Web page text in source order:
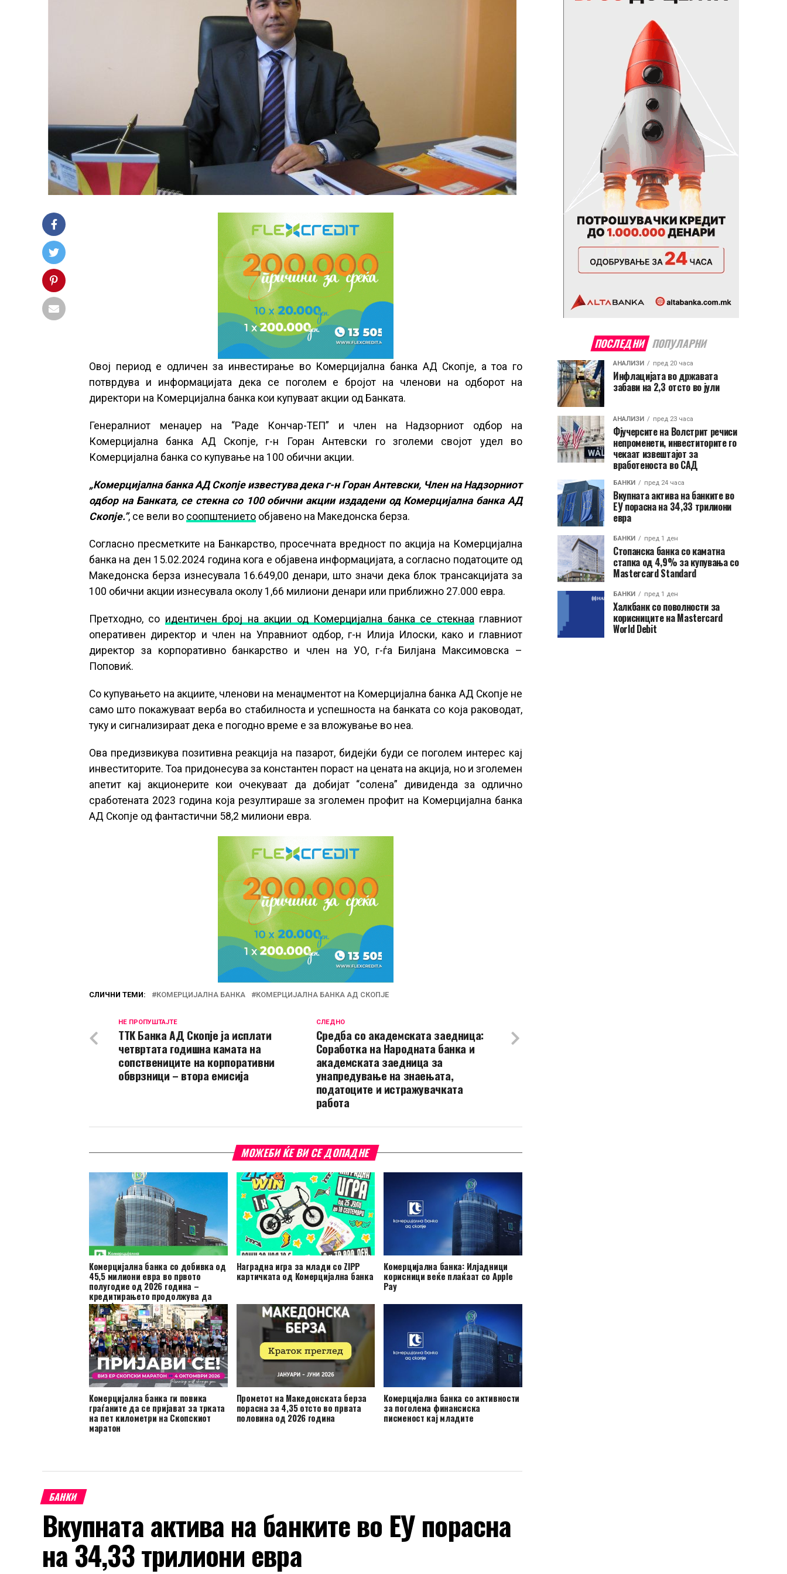
Овој период е одличен за инвестирање во Комерцијална банка АД Скопје, а тоа го
потврдува и информацијата дека се поголем е бројот на членови на одборот на
директори на Комерцијална банка кои купуваат акции од Банката.
Генералниот менаџер на “Раде Кончар-ТЕП” и член на Надзорниот одбор на
Комерцијална банка АД Скопје, г-н Горан Антевски го зголеми својот удел во
Комерцијална банка со купување на 100 обични акции.
„Комерцијална банка АД Скопје известува дека г-н Горан Антевски, Член на Надзорниот
одбор на Банката, се стекна со 100 обични акции издадени од Комерцијална банка АД
Скопје.”, се вели во соопштението објавено на Македонска берза.
Согласно пресметките на Банкарство, просечната вредност по акција на Комерцијална
банка на ден 15.02.2024 година кога е објавена информацијата, а согласно податоците од
Македонска берза изнесувала 16.649,00 денари, што значи дека блок трансакцијата за
100 обични акции изнесувала околу 1,66 милиони денари или приближно 27.000 евра.
Претходно, со идентичен број на акции од Комерцијална банка се стекнааглавниот
оперативен директор и член на Управниот одбор, г-н Илија Илоски, како и главниот
директор за корпоративно банкарство и член на УО, г-ѓа Билјана Максимовска –
Поповиќ.
Со купувањето на акциите, членови на менаџментот на Комерцијална банка АД Скопје не
само што покажуваат верба во стабилноста и успешноста на банката со која раководат,
туку и сигнализираат дека е погодно време е за вложување во неа.
Ова предизвикува позитивна реакција на пазарот, бидејќи буди се поголем интерес кај
инвеститорите. Тоа придонесува за константен пораст на цената на акција, но и зголемен
апетит кај акционерите кои очекуваат да добијат “солена” дивиденда за одлично
сработената 2023 година која резултираше за зголемен профит на Комерцијална банка
АД Скопје од фантастични 58,2 милиони евра.
СЛИЧНИ ТЕМИ: КОМЕРЦИЈАЛНА БАНКА КОМЕРЦИЈАЛНА БАНКА АД СКОПЈЕ
СЛЕДНО
Средба со академската заедница:
Соработка на Народната банка и
академската заедница за
унапредување на знаењата,
податоците и истражувачката
работа
НЕ ПРОПУШТАЈТЕ
TTK Банка АД Скопје ја исплати
четвртата годишна камата на
сопствениците на корпоративни
обврзници – втора емисија
МОЖЕБИ ЌЕ ВИ СЕ ДОПАДНЕ
Комерцијална банка со добивка од
45,5 милиони евра во првото
полугодие од 2026 година –
кредитирањето продолжува да
расте!
Наградна игра за млади со ZIPP
картичката од Комерцијална банка
Комерцијална банка: Илјадници
корисници веќе плаќаат со Apple
Pay
Комерцијална банка ги повика
граѓаните да се пријават за трката
на пет километри на Скопскиот
маратон
Прометот на Македонската берза
порасна за 4,35 отсто во првата
половина од 2026 година
Комерцијална банка со активности
за поголема финансиска
писменост кај младите
БАНКИ
Вкупната актива на банките во ЕУ порасна
на 34,33 трилиони евра
ПОСЛЕДНИ ПОПУЛАРНИ
АНАЛИЗИ пред 20 часа
Инфлацијата во државата
забави на 2,3 отсто во јули
АНАЛИЗИ пред 23 часа
Фјучерсите на Волстрит речиси
непроменети, инвеститорите го
чекаат извештајот за
вработеноста во САД
БАНКИ пред 24 часа
Вкупната актива на банките во
ЕУ порасна на 34,33 трилиони
евра
БАНКИ пред 1 ден
Стопанска банка со каматна
стапка од 4,9% за купувања со
Mastercard Standard
БАНКИ пред 1 ден
Халкбанк со поволности за
корисниците на Mastercard
World Debit